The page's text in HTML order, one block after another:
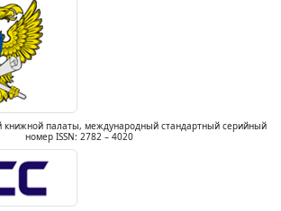
книжной палаты, международный стандартный серийный
номер ISSN: 2782 – 4020